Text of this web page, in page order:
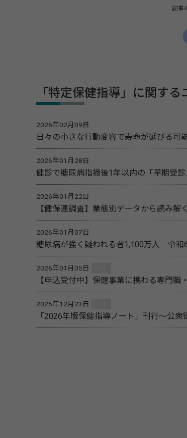
記事
「特定保健指導」に関する
2026年02月09日
日々の小さな行動変容で寿命が延びる可
2026年01月28日
健診で糖尿病指摘後1年以内の「早期受
2026年01月22日
【健保連調査】業態別データから読み
2026年01月07日
糖尿病が強く疑われる者1,100万人 令和
2026年01月05日
【申込受付中】保健事業に携わる専門
2025年12月23日
「2026年版保健指導ノート」刊行～公